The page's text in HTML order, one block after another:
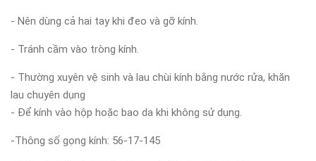
- Nên dùng cả hai tay khi đeo và gỡ kính.
- Tránh cầm vào tròng kính.
- Thường xuyên vệ sinh và lau chùi kính bằng nước rửa, khăn
lau chuyên dụng
- Để kính vào hộp hoặc bao da khi không sử dụng.
-Thông số gọng kính: 56-17-145